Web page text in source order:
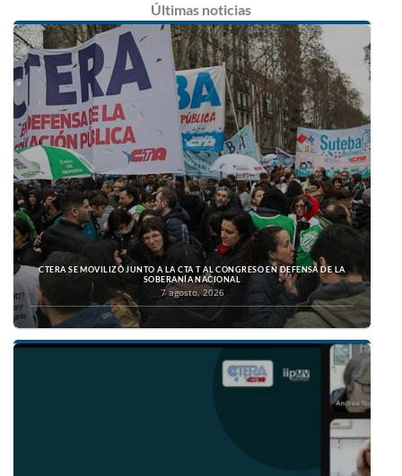
Últimas noticias
CTERA SE MOVILIZÓ JUNTO A LA CTA T AL CONGRESO EN DEFENSA DE LA
SOBERANÍA NACIONAL
7 agosto, 2026